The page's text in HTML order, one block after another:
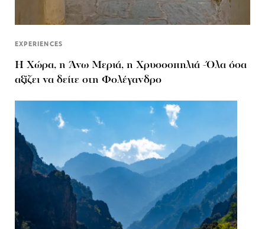
EXPERIENCES
Η Χώρα, η Άνω Μεριά, η Χρυσοσπηλιά -Όλα όσα
αξίζει να δείτε στη Φολέγανδρο